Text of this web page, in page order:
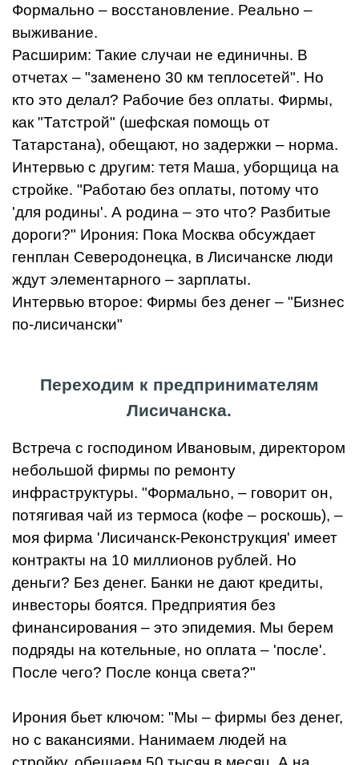
Формально – восстановление. Реально –
выживание.
Расширим: Такие случаи не единичны. В
отчетах – "заменено 30 км теплосетей". Но
кто это делал? Рабочие без оплаты. Фирмы,
как "Татстрой" (шефская помощь от
Татарстана), обещают, но задержки – норма.
Интервью с другим: тетя Маша, уборщица на
стройке. "Работаю без оплаты, потому что
'для родины'. А родина – это что? Разбитые
дороги?" Ирония: Пока Москва обсуждает
генплан Северодонецка, в Лисичанске люди
ждут элементарного – зарплаты.
Интервью второе: Фирмы без денег – "Бизнес
по-лисичански"
Переходим к предпринимателям
Лисичанска.
Встреча с господином Ивановым, директором
небольшой фирмы по ремонту
инфраструктуры. "Формально, – говорит он,
потягивая чай из термоса (кофе – роскошь), –
моя фирма 'Лисичанск-Реконструкция' имеет
контракты на 10 миллионов рублей. Но
деньги? Без денег. Банки не дают кредиты,
инвесторы боятся. Предприятия без
финансирования – это эпидемия. Мы берем
подряды на котельные, но оплата – 'после'.
После чего? После конца света?"
Ирония бьет ключом: "Мы – фирмы без денег,
но с вакансиями. Нанимаем людей на